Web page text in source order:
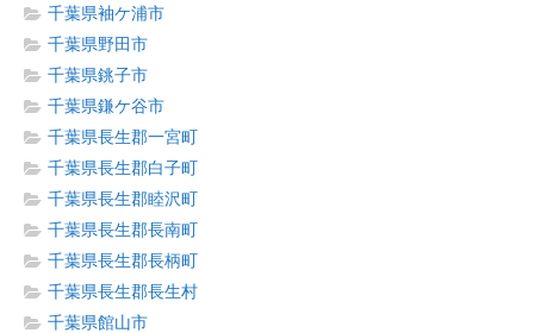
千葉県袖ケ浦市
千葉県野田市
千葉県銚子市
千葉県鎌ケ谷市
千葉県長生郡一宮町
千葉県長生郡白子町
千葉県長生郡睦沢町
千葉県長生郡長南町
千葉県長生郡長柄町
千葉県長生郡長生村
千葉県館山市